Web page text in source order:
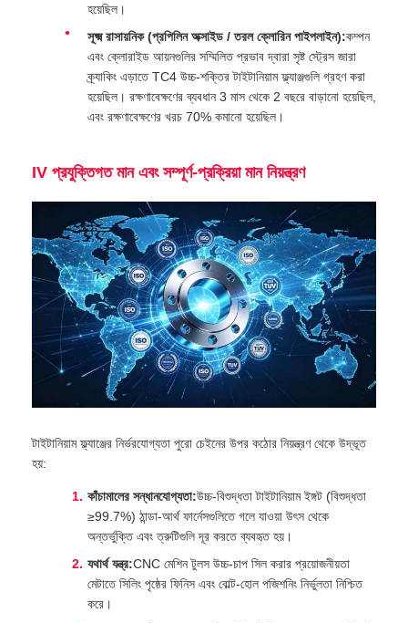
হয়েছিল।
সূক্ষ্ম রাসায়নিক (প্রপিলিন অক্সাইড / তরল ক্লোরিন পাইপলাইন):কম্পন
এবং ক্লোরাইড আয়নগুলির সম্মিলিত প্রভাব দ্বারা সৃষ্ট স্ট্রেস জারা
ক্র্যাকিং এড়াতে TC4 উচ্চ-শক্তির টাইটানিয়াম ফ্ল্যাঞ্জগুলি গ্রহণ করা
হয়েছিল। রক্ষণাবেক্ষণের ব্যবধান 3 মাস থেকে 2 বছরে বাড়ানো হয়েছিল,
এবং রক্ষণাবেক্ষণের খরচ 70% কমানো হয়েছিল।
IV প্রযুক্তিগত মান এবং সম্পূর্ণ-প্রক্রিয়া মান নিয়ন্ত্রণ
টাইটানিয়াম ফ্ল্যাঞ্জের নির্ভরযোগ্যতা পুরো চেইনের উপর কঠোর নিয়ন্ত্রণ থেকে উদ্ভূত
হয়:
কাঁচামালের সন্ধানযোগ্যতা:উচ্চ-বিশুদ্ধতা টাইটানিয়াম ইঙ্গট (বিশুদ্ধতা
≥99.7%) ঠান্ডা-আর্থ ফার্নেসগুলিতে গলে যাওয়া উৎস থেকে
অন্তর্ভুক্তি এবং ত্রুটিগুলি দূর করতে ব্যবহৃত হয়।
যথার্থ যন্ত্র:CNC মেশিন টুলস উচ্চ-চাপ সিল করার প্রয়োজনীয়তা
মেটাতে সিলিং পৃষ্ঠের ফিনিস এবং বোল্ট-হোল পজিশনিং নির্ভুলতা নিশ্চিত
করে।